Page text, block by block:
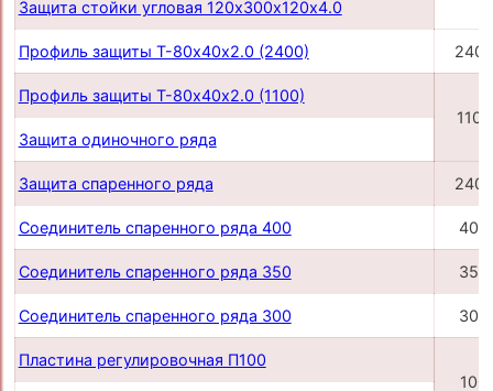
Защита стойки угловая 120х300х120х4.0
Профиль защиты Т-80х40х2.0 (2400) 2400
Профиль защиты Т-80х40х2.0 (1100)
1100
Защита одиночного ряда
Защита спаренного ряда 2400
Соединитель спаренного ряда 400 400
Соединитель спаренного ряда 350 350
Соединитель спаренного ряда 300 300
Пластина регулировочная П100
100